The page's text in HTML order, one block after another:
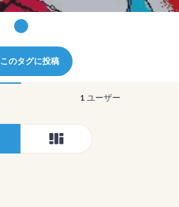
このタグに投稿
1 ユーザー